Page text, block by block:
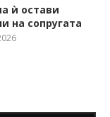
ѝ остави
на сопругата